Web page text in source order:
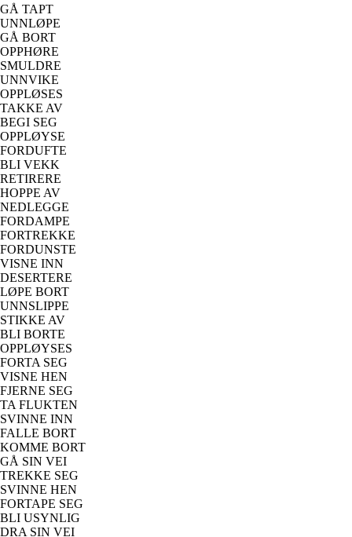
GÅ TAPT
UNNLØPE
GÅ BORT
OPPHØRE
SMULDRE
UNNVIKE
OPPLØSES
TAKKE AV
BEGI SEG
OPPLØYSE
FORDUFTE
BLI VEKK
RETIRERE
HOPPE AV
NEDLEGGE
FORDAMPE
FORTREKKE
FORDUNSTE
VISNE INN
DESERTERE
LØPE BORT
UNNSLIPPE
STIKKE AV
BLI BORTE
OPPLØYSES
FORTA SEG
VISNE HEN
FJERNE SEG
TA FLUKTEN
SVINNE INN
FALLE BORT
KOMME BORT
GÅ SIN VEI
TREKKE SEG
SVINNE HEN
FORTAPE SEG
BLI USYNLIG
DRA SIN VEI